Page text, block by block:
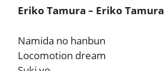
Eriko Tamura – Eriko Tamura
Namida no hanbun
Locomotion dream